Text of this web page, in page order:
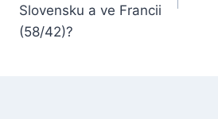
Slovensku a ve Francii
(58/42)?